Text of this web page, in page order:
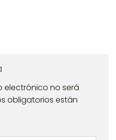
electrónico no será
obligatorios están